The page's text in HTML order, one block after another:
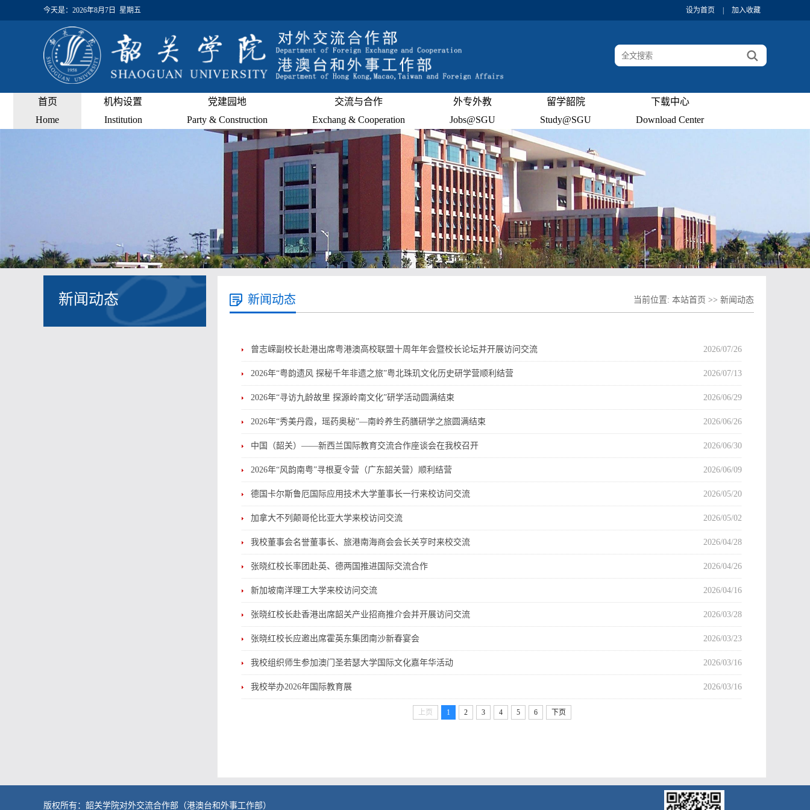
今天是： 2026年8月7日 星期五 设为首页 加入收藏
首页
Home
机构设置
Institution
党建园地
Party & Construction
交流与合作
Exchang & Cooperation
外专外教
Jobs@SGU
留学韶院
Study@SGU
下载中心
Download Center
新闻动态 新闻动态 当前位置: 本站首页 >> 新闻动态
曾志嵘副校长赴港出席粤港澳高校联盟十周年年会暨校长论坛并开展访问交流 2026/07/26
2026年“粤韵遗风 探秘千年非遗之旅”粤北珠玑文化历史研学营顺利结营 2026/07/13
2026年“寻访九龄故里 探源岭南文化”研学活动圆满结束 2026/06/29
2026年“秀美丹霞，瑶药奥秘”—南岭养生药膳研学之旅圆满结束 2026/06/26
中国（韶关）——新西兰国际教育交流合作座谈会在我校召开 2026/06/30
2026年“风韵南粤”寻根夏令营（广东韶关营）顺利结营 2026/06/09
德国卡尔斯鲁厄国际应用技术大学董事长一行来校访问交流 2026/05/20
加拿大不列颠哥伦比亚大学来校访问交流 2026/05/02
我校董事会名誉董事长、旅港南海商会会长关亨时来校交流 2026/04/28
张晓红校长率团赴英、德两国推进国际交流合作 2026/04/26
新加坡南洋理工大学来校访问交流 2026/04/16
张晓红校长赴香港出席韶关产业招商推介会并开展访问交流 2026/03/28
张晓红校长应邀出席霍英东集团南沙新春宴会 2026/03/23
我校组织师生参加澳门圣若瑟大学国际文化嘉年华活动 2026/03/16
我校举办2026年国际教育展 2026/03/16
上页 1 2 3 4 5 6 下页
版权所有：韶关学院对外交流合作部（港澳台和外事工作部）